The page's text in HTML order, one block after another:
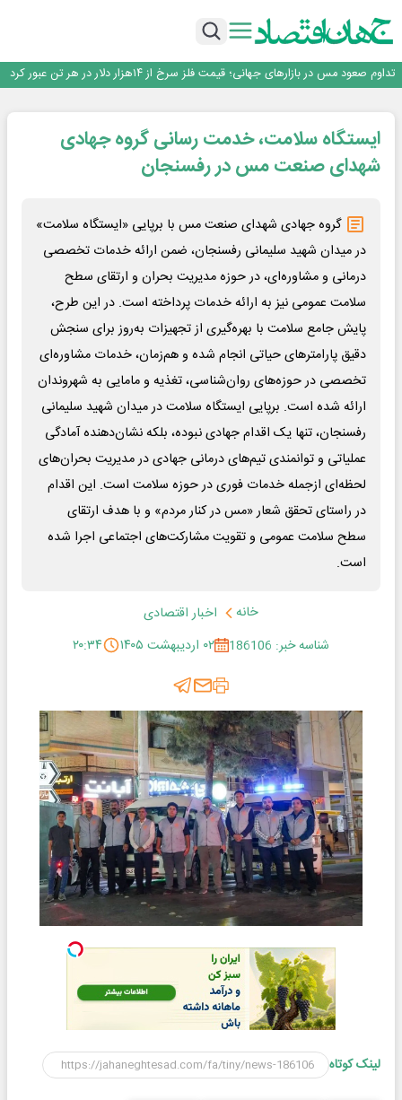
افتتاح بزرگ‌ترین و مجهزترین آموزشگاه فنی وحرفه ای آزاد تخصصی انرژی‌های نو و
تداوم صعود مس در بازارهای جهانی؛ قیمت فلز سرخ از ۱۴هزار دلار در هر تن عبور کرد
فولاد مبارکه اصفهان
افتتاح بزرگ‌ترین و مجهزترین آموزشگاه فنی وحرفه ای آزاد تخصصی انرژی‌های نو و
تجدیدپذیر با حضور استاندار اصفهان
گفتگو با کاوه معلمی، مدیر حسابداری مدیریت فولادسنگان
تداوم صعود مس در بازارهای جهانی؛ قیمت فلز سرخ از ۱۴هزار دلار در هر تن عبور کرد
ایستگاه سلامت، خدمت رسانی گروه جهادی
شهدای صنعت مس در رفسنجان
گروه جهادی شهدای صنعت مس با برپایی «ایستگاه سلامت»
در میدان شهید سلیمانی رفسنجان، ضمن ارائه خدمات تخصصی
درمانی و مشاوره‌ای، در حوزه مدیریت بحران و ارتقای سطح
سلامت عمومی نیز به ارائه خدمات پرداخته است. در این طرح،
پایش جامع سلامت با بهره‌گیری از تجهیزات به‌روز برای سنجش
دقیق پارامترهای حیاتی انجام شده و هم‌زمان، خدمات مشاوره‌ای
تخصصی در حوزه‌های روان‌شناسی، تغذیه و مامایی به شهروندان
ارائه شده است. برپایی ایستگاه سلامت در میدان شهید سلیمانی
رفسنجان، تنها یک اقدام جهادی نبوده، بلکه نشان‌دهنده آمادگی
عملیاتی و توانمندی تیم‌های درمانی جهادی در مدیریت بحران‌های
لحظه‌ای ازجمله خدمات فوری در حوزه سلامت است. این اقدام
در راستای تحقق شعار «مس در کنار مردم» و با هدف ارتقای
سطح سلامت عمومی و تقویت مشارکت‌های اجتماعی اجرا شده
است.
خانه
اخبار اقتصادی
شناسه خبر: 186106
۰۲ اردیبهشت ۱۴۰۵ ۲۰:۳۴
لینک کوتاه